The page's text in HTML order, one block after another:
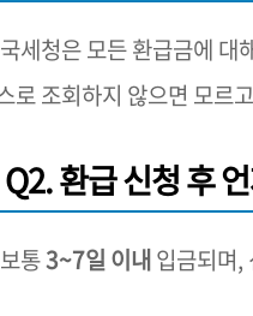
국세청은 모든 환급금에 대
로 조회하지 않으면 모르
Q2. 환급 신청 후
보통3~7일 이내입금되며,